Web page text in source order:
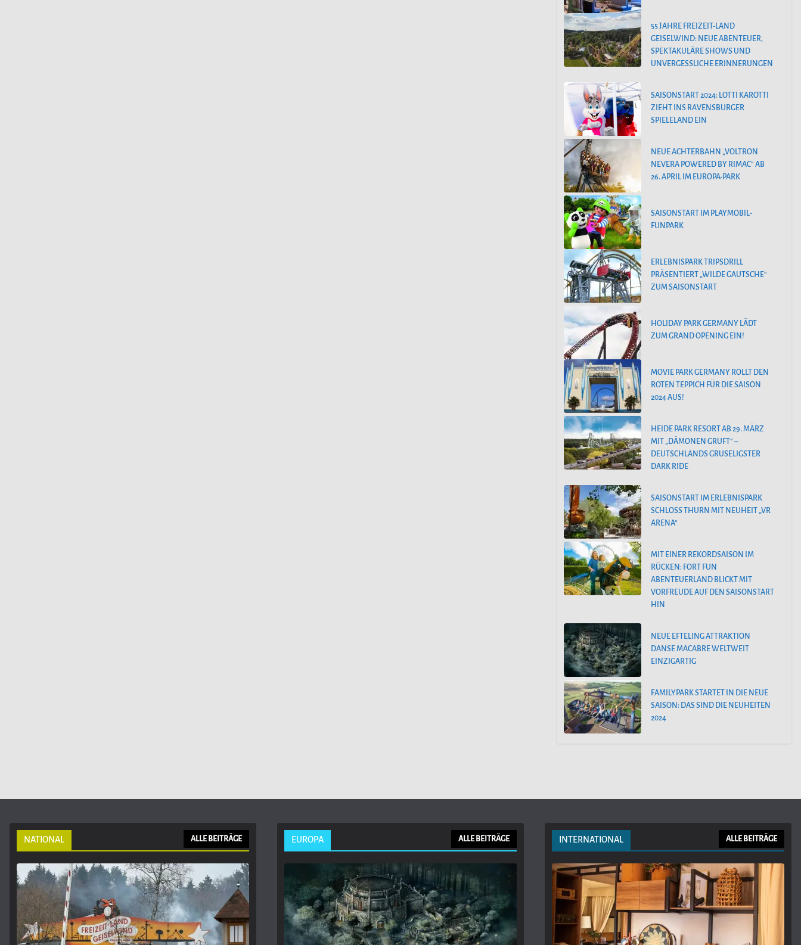
55 JAHRE FREIZEIT-LAND
GEISELWIND: NEUE ABENTEUER,
SPEKTAKULÄRE SHOWS UND
UNVERGESSLICHE ERINNERUNGEN
SAISONSTART 2024: LOTTI KAROTTI
ZIEHT INS RAVENSBURGER
SPIELELAND EIN
NEUE ACHTERBAHN „VOLTRON
NEVERA POWERED BY RIMAC“ AB
26. APRIL IM EUROPA-PARK
SAISONSTART IM PLAYMOBIL-
FUNPARK
ERLEBNISPARK TRIPSDRILL
PRÄSENTIERT „WILDE GAUTSCHE“
ZUM SAISONSTART
HOLIDAY PARK GERMANY LÄDT
ZUM GRAND OPENING EIN!
MOVIE PARK GERMANY ROLLT DEN
ROTEN TEPPICH FÜR DIE SAISON
2024 AUS!
HEIDE PARK RESORT AB 29. MÄRZ
MIT „DÄMONEN GRUFT“ –
DEUTSCHLANDS GRUSELIGSTER
DARK RIDE
SAISONSTART IM ERLEBNISPARK
SCHLOSS THURN MIT NEUHEIT „VR
ARENA“
MIT EINER REKORDSAISON IM
RÜCKEN: FORT FUN
ABENTEUERLAND BLICKT MIT
VORFREUDE AUF DEN SAISONSTART
HIN
NEUE EFTELING ATTRAKTION
DANSE MACABRE WELTWEIT
EINZIGARTIG
FAMILYPARK STARTET IN DIE NEUE
SAISON: DAS SIND DIE NEUHEITEN
2024
NATIONAL ALLE BEITRÄGE EUROPA ALLE BEITRÄGE INTERNATIONAL ALLE BEITRÄGE